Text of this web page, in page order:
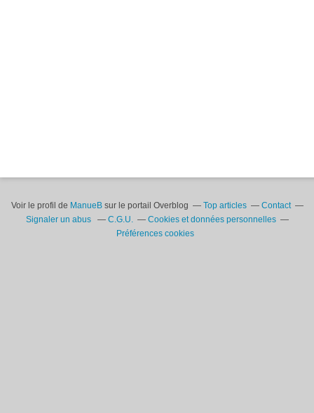
Voir le profil de ManueBsur le portail Overblog Top articles
Contact
Signaler un abus
C.G.U.
Cookies et données personnelles
Préférences cookies